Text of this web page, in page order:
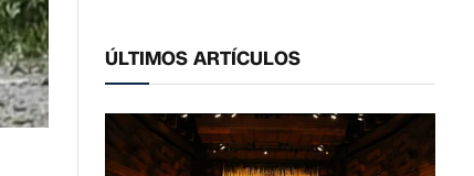
ÚLTIMOS ARTÍCULOS